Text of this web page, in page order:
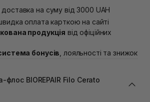
Луцьк, вул. Винниченка 4
Львів, вул. Академіка Підстригача, 1В
Львів, вул. Степана Бандери 45
доставка на суму від 3000 UAH
оплата карткою на сайті
продукція від офіційних
бонусів , лояльності та знижок
BIOREPAIR Filo Cerato